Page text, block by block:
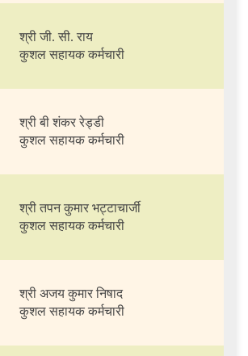
श्री जी. सी. राय
कुशल सहायक कर्मचारी
श्री बी शंकर रेड्डी
कुशल सहायक कर्मचारी
श्री तपन कुमार भट्टाचार्जी
कुशल सहायक कर्मचारी
श्री अजय कुमार निषाद
कुशल सहायक कर्मचारी